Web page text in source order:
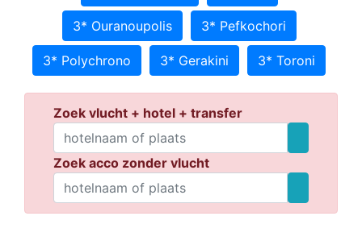
3* Ouranoupolis 3* Pefkochori
3* Polychrono 3* Gerakini 3* Toroni
Zoek vlucht + hotel + transfer
Zoek acco zonder vlucht